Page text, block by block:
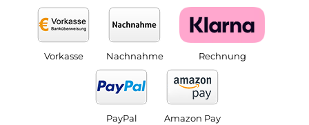
Vorkasse Nachnahme Rechnung
PayPal Amazon Pay